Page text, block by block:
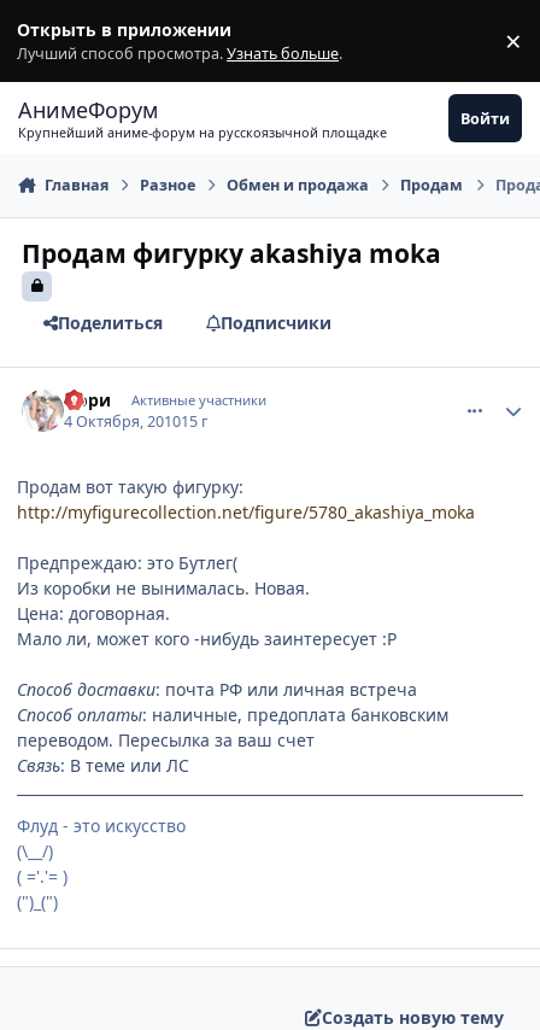
Открыть в приложении
Лучший способ просмотра.Узнать больше. ×
АнимеФорум
Крупнейший аниме-форум на русскоязычной площадке
Войти
Главная Разное Обмен и продажа Продам
Продам фигурку akashiya moka
Поделиться Подписчики
Оори Активные участники
4 Октября, 201015 г
Продам вот такую фигурку:
http://myfigurecollection.net/figure/5780_akashiya_moka
Предпреждаю: это Бутлег(
Из коробки не вынималась. Новая.
Цена: договорная.
Мало ли, может кого -нибудь заинтересует :P
Способ доставки: почта РФ или личная встреча
Способ оплаты: наличные, предоплата банковским
переводом. Пересылка за ваш счет
Связь: В теме или ЛС
Флуд - это искусство
(\__/)
( ='.'= )
(")_(")
Создать новую тему